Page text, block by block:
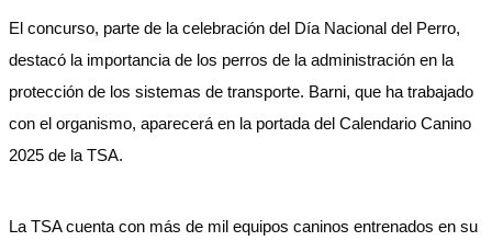
El concurso, parte de la celebración del Día Nacional del Perro,
destacó la importancia de los perros de la administración en la
protección de los sistemas de transporte. Barni, que ha trabajado
con el organismo, aparecerá en la portada del Calendario Canino
2025 de la TSA.
La TSA cuenta con más de mil equipos caninos entrenados en su